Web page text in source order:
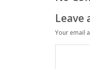
Leave
Your email